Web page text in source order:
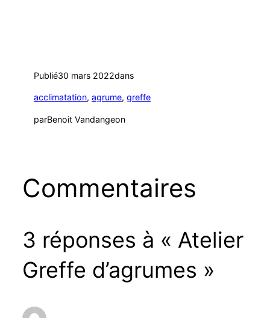
Publié30 mars 2022dans
acclimatation, agrume, greffe
parBenoit Vandangeon
Commentaires
3 réponses à « Atelier
Greffe d’agrumes »